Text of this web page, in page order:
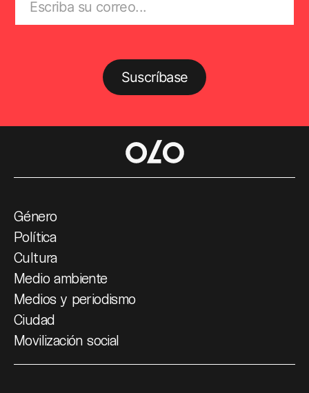
Suscríbase
Género
Política
Cultura
Medio ambiente
Medios y periodismo
Ciudad
Movilización social